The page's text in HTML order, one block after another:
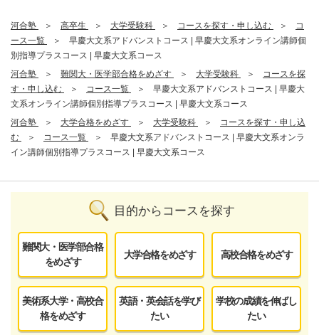
河合塾 高卒生 大学受験科 コースを探す・申し込む
コ
ース一覧
早慶大文系アドバンストコース | 早慶大文系オンライン講師個
別指導プラスコース | 早慶大文系コース
河合塾
難関大・医学部合格をめざす 大学受験科
コースを探
す・申し込む
コース一覧
早慶大文系アドバンストコース | 早慶大
文系オンライン講師個別指導プラスコース | 早慶大文系コース
河合塾
大学合格をめざす 大学受験科
コースを探す・申し込
む
コース一覧
早慶大文系アドバンストコース | 早慶大文系オンラ
イン講師個別指導プラスコース | 早慶大文系コース
目的からコースを探す
難関大・医学部合格
をめざす
大学合格をめざす 高校合格をめざす
美術系大学・高校合
格をめざす
英語・英会話を学び
たい
学校の成績を伸ばし
たい